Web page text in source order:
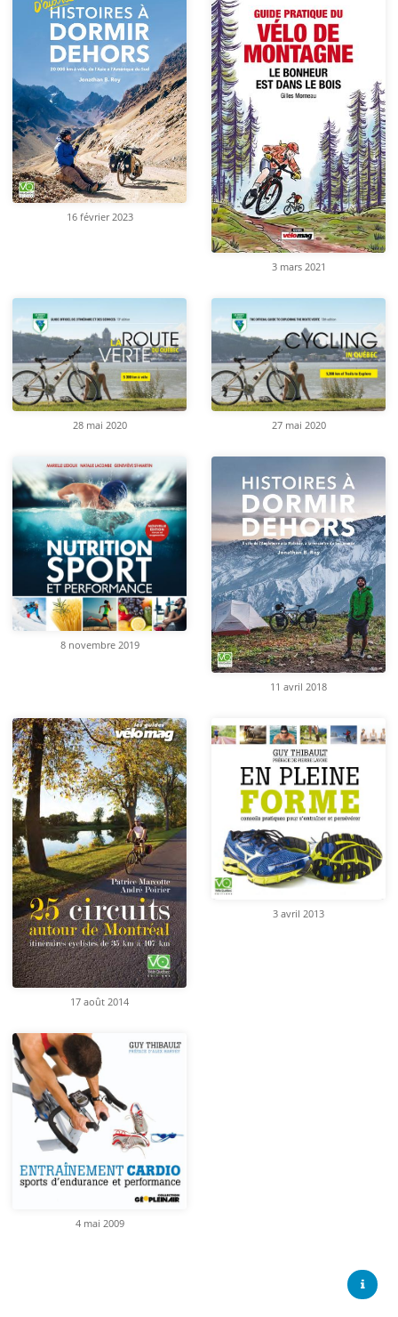
16 février 2023
3 mars 2021
28 mai 2020 27 mai 2020
8 novembre 2019
11 avril 2018
17 août 2014
3 avril 2013
4 mai 2009